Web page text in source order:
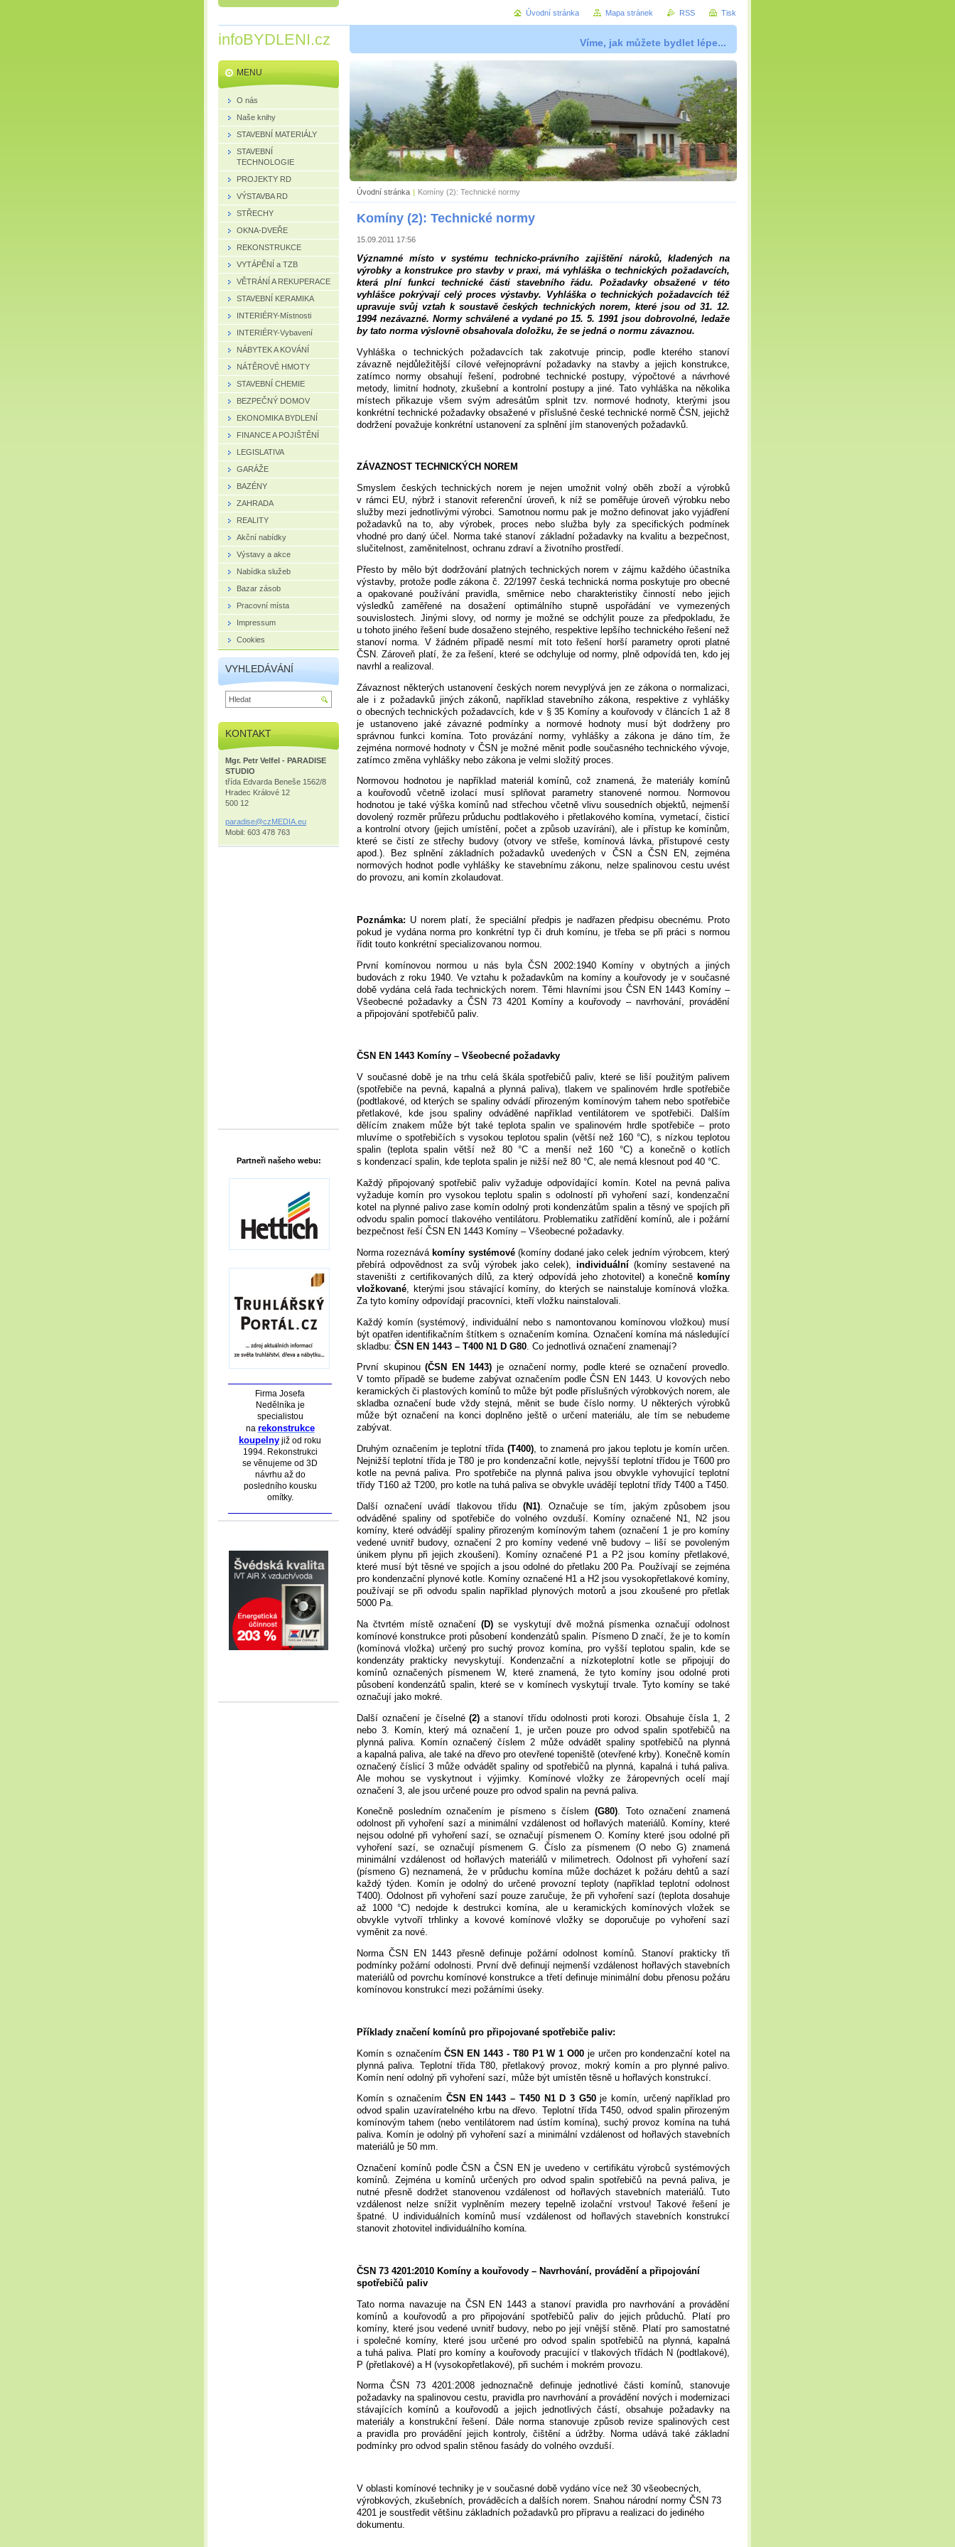
infoBYDLENI.cz Víme, jak můžete bydlet lépe...
Úvodní stránka | Komíny (2): Technické normy
Komíny (2): Technické normy
15.09.2011 17:56
Významné místo v systému technicko-právního zajištění nároků, kladených na
výrobky a konstrukce pro stavby v praxi, má vyhláška o technických požadavcích,
která plní funkci technické části stavebního řádu. Požadavky obsažené v této
vyhlášce pokrývají celý proces výstavby. Vyhláška o technických požadavcích též
upravuje svůj vztah k soustavě českých technických norem, které jsou od 31. 12.
1994 nezávazné. Normy schválené a vydané po 15. 5. 1991 jsou dobrovolné, ledaže
by tato norma výslovně obsahovala doložku, že se jedná o normu závaznou.
Vyhláška o technických požadavcích tak zakotvuje princip, podle kterého stanoví
závazně nejdůležitější cílové veřejnoprávní požadavky na stavby a jejich konstrukce,
zatímco normy obsahují řešení, podrobné technické postupy, výpočtové a návrhové
metody, limitní hodnoty, zkušební a kontrolní postupy a jiné. Tato vyhláška na několika
místech přikazuje všem svým adresátům splnit tzv. normové hodnoty, kterými jsou
konkrétní technické požadavky obsažené v příslušné české technické normě ČSN, jejichž
dodržení považuje konkrétní ustanovení za splnění jím stanovených požadavků.
ZÁVAZNOST TECHNICKÝCH NOREM
Smyslem českých technických norem je nejen umožnit volný oběh zboží a výrobků
v rámci EU, nýbrž i stanovit referenční úroveň, k níž se poměřuje úroveň výrobku nebo
služby mezi jednotlivými výrobci. Samotnou normu pak je možno definovat jako vyjádření
požadavků na to, aby výrobek, proces nebo služba byly za specifických podmínek
vhodné pro daný účel. Norma také stanoví základní požadavky na kvalitu a bezpečnost,
slučitelnost, zaměnitelnost, ochranu zdraví a životního prostředí.
Přesto by mělo být dodržování platných technických norem v zájmu každého účastníka
výstavby, protože podle zákona č. 22/1997 česká technická norma poskytuje pro obecné
a opakované používání pravidla, směrnice nebo charakteristiky činností nebo jejich
výsledků zaměřené na dosažení optimálního stupně uspořádání ve vymezených
souvislostech. Jinými slovy, od normy je možné se odchýlit pouze za předpokladu, že
u tohoto jiného řešení bude dosaženo stejného, respektive lepšího technického řešení než
stanoví norma. V žádném případě nesmí mít toto řešení horší parametry oproti platné
ČSN. Zároveň platí, že za řešení, které se odchyluje od normy, plně odpovídá ten, kdo jej
navrhl a realizoval.
Závaznost některých ustanovení českých norem nevyplývá jen ze zákona o normalizaci,
ale i z požadavků jiných zákonů, například stavebního zákona, respektive z vyhlášky
o obecných technických požadavcích, kde v § 35 Komíny a kouřovody v článcích 1 až 8
je ustanoveno jaké závazné podmínky a normové hodnoty musí být dodrženy pro
správnou funkci komína. Toto provázání normy, vyhlášky a zákona je dáno tím, že
zejména normové hodnoty v ČSN je možné měnit podle současného technického vývoje,
zatímco změna vyhlášky nebo zákona je velmi složitý proces.
Normovou hodnotou je například materiál komínů, což znamená, že materiály komínů
a kouřovodů včetně izolací musí splňovat parametry stanovené normou. Normovou
hodnotou je také výška komínů nad střechou včetně vlivu sousedních objektů, nejmenší
dovolený rozměr průřezu průduchu podtlakového i přetlakového komína, vymetací, čisticí
a kontrolní otvory (jejich umístění, počet a způsob uzavírání), ale i přístup ke komínům,
které se čistí ze střechy budovy (otvory ve střeše, komínová lávka, přístupové cesty
apod.). Bez splnění základních požadavků uvedených v ČSN a ČSN EN, zejména
normových hodnot podle vyhlášky ke stavebnímu zákonu, nelze spalinovou cestu uvést
do provozu, ani komín zkolaudovat.
Poznámka: U norem platí, že speciální předpis je nadřazen předpisu obecnému. Proto
pokud je vydána norma pro konkrétní typ či druh komínu, je třeba se při práci s normou
řídit touto konkrétní specializovanou normou.
První komínovou normou u nás byla ČSN 2002:1940 Komíny v obytných a jiných
budovách z roku 1940. Ve vztahu k požadavkům na komíny a kouřovody je v současné
době vydána celá řada technických norem. Těmi hlavními jsou ČSN EN 1443 Komíny –
Všeobecné požadavky a ČSN 73 4201 Komíny a kouřovody – navrhování, provádění
a připojování spotřebičů paliv.
ČSN EN 1443 Komíny – Všeobecné požadavky
V současné době je na trhu celá škála spotřebičů paliv, které se liší použitým palivem
(spotřebiče na pevná, kapalná a plynná paliva), tlakem ve spalinovém hrdle spotřebiče
(podtlakové, od kterých se spaliny odvádí přirozeným komínovým tahem nebo spotřebiče
přetlakové, kde jsou spaliny odváděné například ventilátorem ve spotřebiči. Dalším
dělícím znakem může být také teplota spalin ve spalinovém hrdle spotřebiče – proto
mluvíme o spotřebičích s vysokou teplotou spalin (větší než 160 °C), s nízkou teplotou
spalin (teplota spalin větší než 80 °C a menší než 160 °C) a konečně o kotlích
s kondenzací spalin, kde teplota spalin je nižší než 80 °C, ale nemá klesnout pod 40 °C.
Každý připojovaný spotřebič paliv vyžaduje odpovídající komín. Kotel na pevná paliva
vyžaduje komín pro vysokou teplotu spalin s odolností při vyhoření sazí, kondenzační
kotel na plynné palivo zase komín odolný proti kondenzátům spalin a těsný ve spojích při
odvodu spalin pomocí tlakového ventilátoru. Problematiku zatřídění komínů, ale i požární
bezpečnost řeší ČSN EN 1443 Komíny – Všeobecné požadavky.
Norma rozeznává komíny systémové(komíny dodané jako celek jedním výrobcem, který
přebírá odpovědnost za svůj výrobek jako celek),individuální (komíny sestavené na
staveništi z certifikovaných dílů, za který odpovídá jeho zhotovitel) a konečně komíny
vložkované , kterými jsou stávající komíny, do kterých se nainstaluje komínová vložka.
Za tyto komíny odpovídají pracovníci, kteří vložku nainstalovali.
Každý komín (systémový, individuální nebo s namontovanou komínovou vložkou) musí
být opatřen identifikačním štítkem s označením komína. Označení komína má následující
skladbu: ČSN EN 1443 – T400 N1 D G80 . Co jednotlivá označení znamenají?
První skupinou(ČSN EN 1443) je označení normy, podle které se označení provedlo.
V tomto případě se budeme zabývat označením podle ČSN EN 1443. U kovových nebo
keramických či plastových komínů to může být podle příslušných výrobkových norem, ale
skladba označení bude vždy stejná, měnit se bude číslo normy. U některých výrobků
může být označení na konci doplněno ještě o určení materiálu, ale tím se nebudeme
zabývat.
Druhým označením je teplotní třída (T400), to znamená pro jakou teplotu je komín určen.
Nejnižší teplotní třída je T80 je pro kondenzační kotle, nejvyšší teplotní třídou je T600 pro
kotle na pevná paliva. Pro spotřebiče na plynná paliva jsou obvykle vyhovující teplotní
třídy T160 až T200, pro kotle na tuhá paliva se obvykle uvádějí teplotní třídy T400 a T450.
Další označení uvádí tlakovou třídu (N1). Označuje se tím, jakým způsobem jsou
odváděné spaliny od spotřebiče do volného ovzduší. Komíny označené N1, N2 jsou
komíny, které odvádějí spaliny přirozeným komínovým tahem (označení 1 je pro komíny
vedené uvnitř budovy, označení 2 pro komíny vedené vně budovy – liší se povoleným
únikem plynu při jejich zkoušení). Komíny označené P1 a P2 jsou komíny přetlakové,
které musí být těsné ve spojích a jsou odolné do přetlaku 200 Pa. Používají se zejména
pro kondenzační plynové kotle. Komíny označené H1 a H2 jsou vysokopřetlakové komíny,
používají se při odvodu spalin například plynových motorů a jsou zkoušené pro přetlak
5000 Pa.
Na čtvrtém místě označení(D) se vyskytují dvě možná písmenka označují odolnost
komínové konstrukce proti působení kondenzátů spalin. Písmeno D značí, že je to komín
(komínová vložka) určený pro suchý provoz komína, pro vyšší teplotou spalin, kde se
kondenzáty prakticky nevyskytují. Kondenzační a nízkoteplotní kotle se připojují do
komínů označených písmenem W, které znamená, že tyto komíny jsou odolné proti
působení kondenzátů spalin, které se v komínech vyskytují trvale. Tyto komíny se také
označují jako mokré.
Další označení je číselné(2) a stanoví třídu odolnosti proti korozi. Obsahuje čísla 1, 2
nebo 3. Komín, který má označení 1, je určen pouze pro odvod spalin spotřebičů na
plynná paliva. Komín označený číslem 2 může odvádět spaliny spotřebičů na plynná
a kapalná paliva, ale také na dřevo pro otevřené topeniště (otevřené krby). Konečně komín
označený číslicí 3 může odvádět spaliny od spotřebičů na plynná, kapalná i tuhá paliva.
Ale mohou se vyskytnout i výjimky. Komínové vložky ze žáropevných ocelí mají
označení 3, ale jsou určené pouze pro odvod spalin na pevná paliva.
Konečně posledním označením je písmeno s číslem (G80). Toto označení znamená
odolnost při vyhoření sazí a minimální vzdálenost od hořlavých materiálů. Komíny, které
nejsou odolné při vyhoření sazí, se označují písmenem O. Komíny které jsou odolné při
vyhoření sazí, se označují písmenem G. Číslo za písmenem (O nebo G) znamená
minimální vzdálenost od hořlavých materiálů v milimetrech. Odolnost při vyhoření sazí
(písmeno G) neznamená, že v průduchu komína může docházet k požáru dehtů a sazí
každý týden. Komín je odolný do určené provozní teploty (například teplotní odolnost
T400). Odolnost při vyhoření sazí pouze zaručuje, že při vyhoření sazí (teplota dosahuje
až 1000 °C) nedojde k destrukci komína, ale u keramických komínových vložek se
obvykle vytvoří trhlinky a kovové komínové vložky se doporučuje po vyhoření sazí
vyměnit za nové.
Norma ČSN EN 1443 přesně definuje požární odolnost komínů. Stanoví prakticky tři
podmínky požární odolnosti. První dvě definují nejmenší vzdálenost hořlavých stavebních
materiálů od povrchu komínové konstrukce a třetí definuje minimální dobu přenosu požáru
komínovou konstrukcí mezi požárními úseky.
Příklady značení komínů pro připojované spotřebiče paliv:
Komín s označenímČSN EN 1443 - T80 P1 W 1 O00 je určen pro kondenzační kotel na
plynná paliva. Teplotní třída T80, přetlakový provoz, mokrý komín a pro plynné palivo.
Komín není odolný při vyhoření sazí, může být umístěn těsně u hořlavých konstrukcí.
Komín s označenímČSN EN 1443 – T450 N1 D 3 G50je komín, určený například pro
odvod spalin uzavíratelného krbu na dřevo. Teplotní třída T450, odvod spalin přirozeným
komínovým tahem (nebo ventilátorem nad ústím komína), suchý provoz komína na tuhá
paliva. Komín je odolný při vyhoření sazí a minimální vzdálenost od hořlavých stavebních
materiálů je 50 mm.
Označení komínů podle ČSN a ČSN EN je uvedeno v certifikátu výrobců systémových
komínů. Zejména u komínů určených pro odvod spalin spotřebičů na pevná paliva, je
nutné přesně dodržet stanovenou vzdálenost od hořlavých stavebních materiálů. Tuto
vzdálenost nelze snížit vyplněním mezery tepelně izolační vrstvou! Takové řešení je
špatné. U individuálních komínů musí vzdálenost od hořlavých stavebních konstrukcí
stanovit zhotovitel individuálního komína.
ČSN 73 4201:2010 Komíny a kouřovody – Navrhování, provádění a připojování
spotřebičů paliv
Tato norma navazuje na ČSN EN 1443 a stanoví pravidla pro navrhování a provádění
komínů a kouřovodů a pro připojování spotřebičů paliv do jejich průduchů. Platí pro
komíny, které jsou vedené uvnitř budovy, nebo po její vnější stěně. Platí pro samostatné
i společné komíny, které jsou určené pro odvod spalin spotřebičů na plynná, kapalná
a tuhá paliva. Platí pro komíny a kouřovody pracující v tlakových třídách N (podtlakové),
P (přetlakové) a H (vysokopřetlakové), při suchém i mokrém provozu.
Norma ČSN 73 4201:2008 jednoznačně definuje jednotlivé části komínů, stanovuje
požadavky na spalinovou cestu, pravidla pro navrhování a provádění nových i modernizaci
stávajících komínů a kouřovodů a jejich jednotlivých částí, obsahuje požadavky na
materiály a konstrukční řešení. Dále norma stanovuje způsob revize spalinových cest
a pravidla pro provádění jejich kontroly, čištění a údržby. Norma udává také základní
podmínky pro odvod spalin stěnou fasády do volného ovzduší.
V oblasti komínové techniky je v současné době vydáno více než 30 všeobecných,
výrobkových, zkušebních, prováděcích a dalších norem. Snahou národní normy ČSN 73
4201 je soustředit většinu základních požadavků pro přípravu a realizaci do jediného
dokumentu.
MENU
O nás
Naše knihy
STAVEBNÍ MATERIÁLY
STAVEBNÍ
TECHNOLOGIE
PROJEKTY RD
VÝSTAVBA RD
STŘECHY
OKNA-DVEŘE
REKONSTRUKCE
VYTÁPĚNÍ a TZB
VĚTRÁNÍ A REKUPERACE
STAVEBNÍ KERAMIKA
INTERIÉRY-Místnosti
INTERIÉRY-Vybavení
NÁBYTEK A KOVÁNÍ
NÁTĚROVÉ HMOTY
STAVEBNÍ CHEMIE
BEZPEČNÝ DOMOV
EKONOMIKA BYDLENÍ
FINANCE A POJIŠTĚNÍ
LEGISLATIVA
GARÁŽE
BAZÉNY
ZAHRADA
REALITY
Akční nabídky
Výstavy a akce
Nabídka služeb
Bazar zásob
Pracovní místa
Impressum
Cookies
VYHLEDÁVÁNÍ
KONTAKT
Mgr. Petr Velfel - PARADISE
STUDIO
třída Edvarda Beneše 1562/8
Hradec Králové 12
500 12
paradise@czMEDIA .eu
Mobil: 603 478 763
Partneři našeho webu:
Firma Josefa
Nedělníka je
specialistou
na rekonstrukce
koupelny již od roku
1994. Rekonstrukci
se věnujeme od 3D
návrhu až do
posledního kousku
omítky.
Úvodní stránka Mapa stránek RSS Tisk